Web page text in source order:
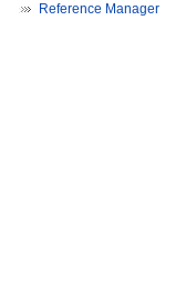
Reference Manager